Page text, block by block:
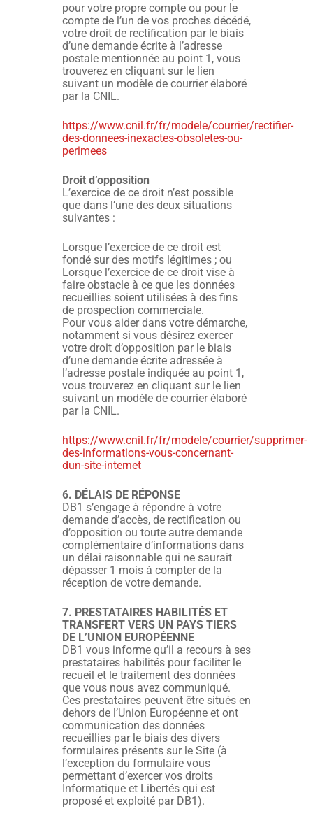
pour votre propre compte ou pour le
compte de l’un de vos proches décédé,
votre droit de rectification par le biais
d’une demande écrite à l’adresse
postale mentionnée au point 1, vous
trouverez en cliquant sur le lien
suivant un modèle de courrier élaboré
par la CNIL.
https://www.cnil.fr/fr/modele/courrier/rectifier-
des-donnees-inexactes-obsoletes-ou-
perimees
Droit d’opposition
L’exercice de ce droit n’est possible
que dans l’une des deux situations
suivantes :
Lorsque l’exercice de ce droit est
fondé sur des motifs légitimes ; ou
Lorsque l’exercice de ce droit vise à
faire obstacle à ce que les données
recueillies soient utilisées à des fins
de prospection commerciale.
Pour vous aider dans votre démarche,
notamment si vous désirez exercer
votre droit d’opposition par le biais
d’une demande écrite adressée à
l’adresse postale indiquée au point 1,
vous trouverez en cliquant sur le lien
suivant un modèle de courrier élaboré
par la CNIL.
https://www.cnil.fr/fr/modele/courrier/supprimer-
des-informations-vous-concernant-
dun-site-internet
6. DÉLAIS DE RÉPONSE
DB1 s’engage à répondre à votre
demande d’accès, de rectification ou
d’opposition ou toute autre demande
complémentaire d’informations dans
un délai raisonnable qui ne saurait
dépasser 1 mois à compter de la
réception de votre demande.
7. PRESTATAIRES HABILITÉS ET
TRANSFERT VERS UN PAYS TIERS
DE L’UNION EUROPÉENNE
DB1 vous informe qu’il a recours à ses
prestataires habilités pour faciliter le
recueil et le traitement des données
que vous nous avez communiqué.
Ces prestataires peuvent être situés en
dehors de l’Union Européenne et ont
communication des données
recueillies par le biais des divers
formulaires présents sur le Site (à
l’exception du formulaire vous
permettant d’exercer vos droits
Informatique et Libertés qui est
proposé et exploité par DB1).